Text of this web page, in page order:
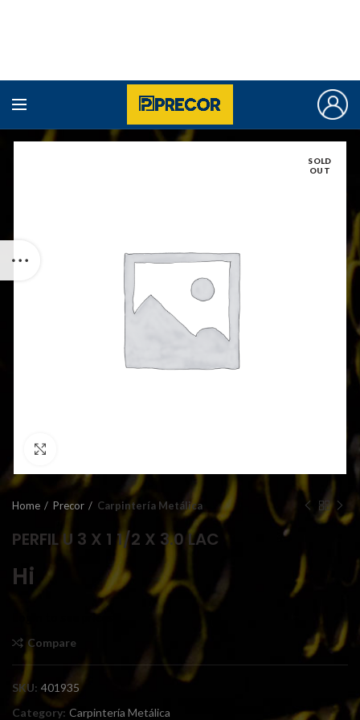
SOLD
OUT
Home Precor Carpintería Metálica
PERFIL U 3 X 1 1/2 X 3.0 LAC
Hi
Login to see prices
Compare
SKU: 401935
Category: Carpintería Metálica